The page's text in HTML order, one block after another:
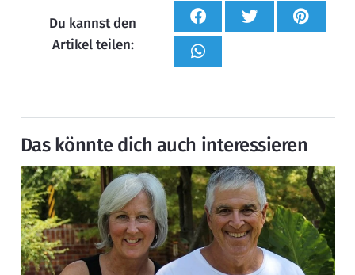
Du kannst den
Artikel teilen:
Das könnte dich auch interessieren